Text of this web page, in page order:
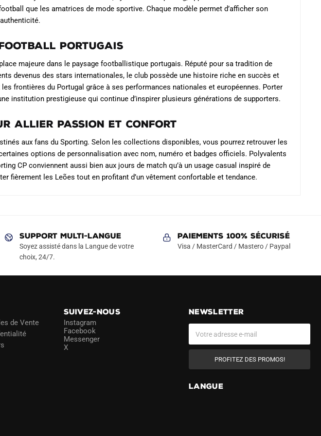
la
produit
sur
du
que les amatrices de mode sportive. Chaque modèle permet d’afficher son
football portugais
majeure dans le paysage footballistique portugais. Réputé pour sa tradition de
devenus des stars internationales, le club possède une histoire riche en succès et
frontières du Portugal grâce à ses performances nationales et européennes. Porter
institution prestigieuse qui continue d’inspirer plusieurs générations de supporters.
allier passion et confort
aux fans du Sporting. Selon les collections disponibles, vous pourrez retrouver les
options de personnalisation avec nom, numéro et badges officiels. Polyvalents
CP conviennent aussi bien aux jours de match qu’à un usage casual inspiré de
fièrement les Leões tout en profitant d’un vêtement confortable et tendance.
SUPPORT MULTI-LANGUE
Soyez assisté dans la Langue de votre
choix, 24/7.
Paiements 100% Sécurisé
Visa / MasterCard / Mastero / Paypal
de Vente
SUIVEZ-NOUS
Instagram
Facebook
Messenger
X
NEWSLETTER
PROFITEZ DES PROMOS!
lLANGUE